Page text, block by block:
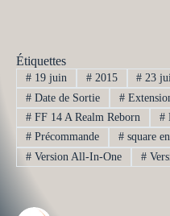
Étiquettes
#19 juin #2015 # 23
#Date de Sortie #
#FF 14 A Realm Reborn #
#Précommande #square
#Version All-In-One #